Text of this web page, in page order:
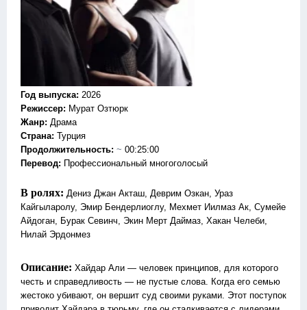
Год выпуска: 2026
Режиссер: Мурат Озтюрк
Жанр: Драма
Страна: Турция
Продолжительность: ~ 00:25:00
Перевод: Профессиональный многоголосый
В ролях: Дениз Джан Акташ, Деврим Озкан, Ураз
Кайгыларолу, Эмир Бендерлиоглу, Мехмет Иилмаз Ак, Сумейе
Айдоган, Бурак Севинч, Экин Мерт Даймаз, Хакан Челеби,
Нилай Эрдонмез
Описание: Хайдар Али — человек принципов, для которого
честь и справедливость — не пустые слова. Когда его семью
жестоко убивают, он вершит суд своими руками. Этот поступок